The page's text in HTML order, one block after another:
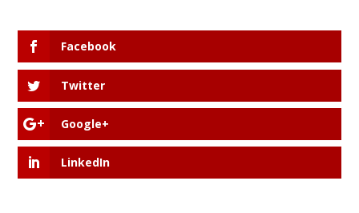
Facebook
Twitter
Google+
LinkedIn